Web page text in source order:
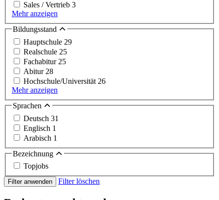
Sales / Vertrieb 3
Mehr anzeigen
Bildungsstand
Hauptschule 29
Realschule 25
Fachabitur 25
Abitur 28
Hochschule/Universität 26
Mehr anzeigen
Sprachen
Deutsch 31
Englisch 1
Arabisch 1
Bezeichnung
Topjobs
Filter anwenden Filter löschen